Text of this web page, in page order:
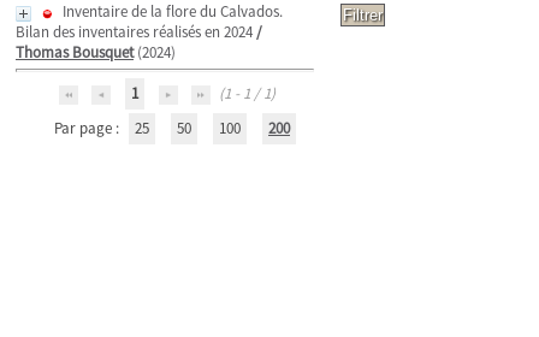
Inventaire de la flore du Calvados.
Bilan des inventaires réalisés en 2024/
Thomas Bousquet(2024)
1
(1 - 1 / 1)
Par page :
25 50 100 200